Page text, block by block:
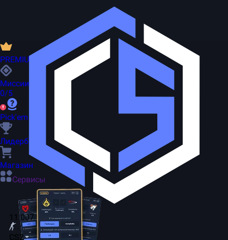
11 007
CS2
PREMIUM
Миссии
0/5
Pick'em
Лидерборд
Магазин
Сервисы